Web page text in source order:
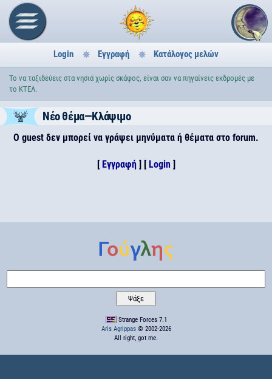
Login Εγγραφή Κατάλογος μελών
Το να ταξιδεύεις στα νησιά χωρίς σκάφος, είναι σαν να πηγαίνεις εκδρομές με
το ΚΤΕΛ.
Νέο θέμα—Κλάψιμο
Ο guest δεν μπορεί να γράψει μηνύματα ή θέματα στο forum.
[ Εγγραφή] [ Login ]
Strange Forces 7.1
Aris Agrippas© 2002-2026
All right, got me.